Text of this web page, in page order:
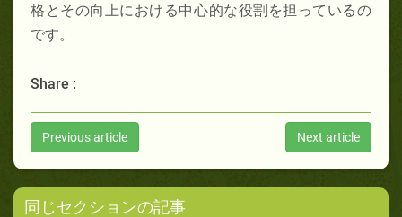
格とその向上における中心的な役割を担っているの
です。
Share :
Previous article Next article
同じセクションの記事